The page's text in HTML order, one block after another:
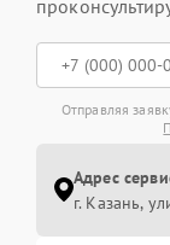
Отправляя
Адрес
г. Казань,